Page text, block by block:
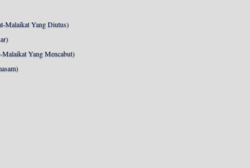
Malaikat Yang Diutus)
Yang Mencabut)